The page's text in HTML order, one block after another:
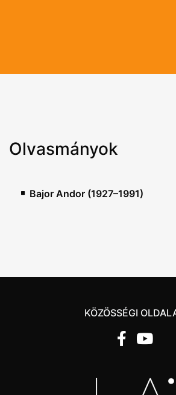
Olvasmányok
Bajor Andor (1927–1991)
KÖZÖSSÉGI